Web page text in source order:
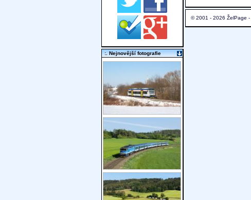
© 2001 - 2026 ŽelPage -
:. Nejnovější fotografie